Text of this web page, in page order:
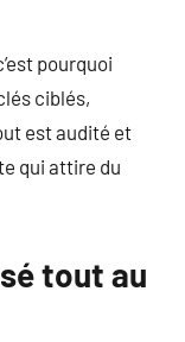
pourquoi
ciblés,
est audité et
qui attire du
tout au